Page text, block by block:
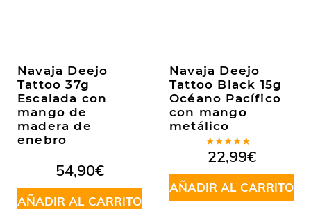
Navaja Deejo
Tattoo 37g
Escalada con
mango de
madera de
enebro
54,90€
AÑADIR AL CARRITO
Navaja Deejo
Tattoo Black 15g
Océano Pacífico
con mango
metálico
Valorado
en5.00de
5
22,99€
AÑADIR AL CARRITO